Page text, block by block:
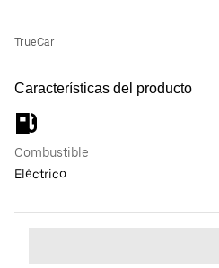
TrueCar
Características del producto
Combustible
Eléctrico